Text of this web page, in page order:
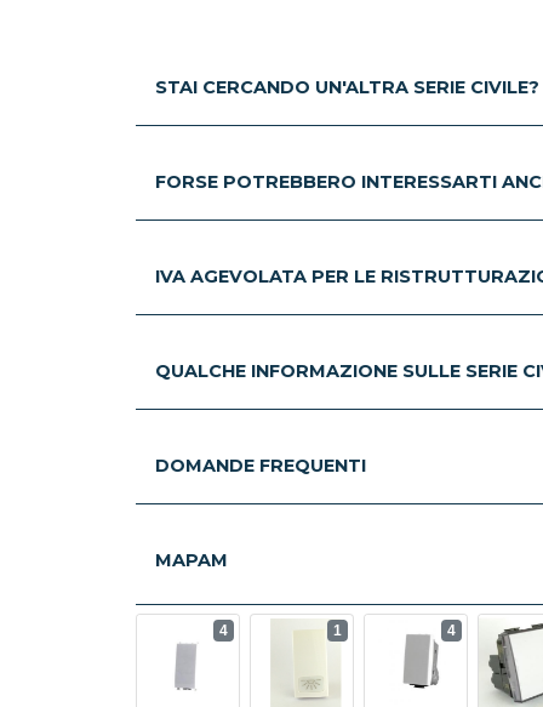
STAI CERCANDO UN'ALTRA SERIE CIVILE?
FORSE POTREBBERO INTERESSARTI
IVA AGEVOLATA PER LE
QUALCHE INFORMAZIONE SULLE SERIE
DOMANDE FREQUENTI
MAPAM
4 1 4